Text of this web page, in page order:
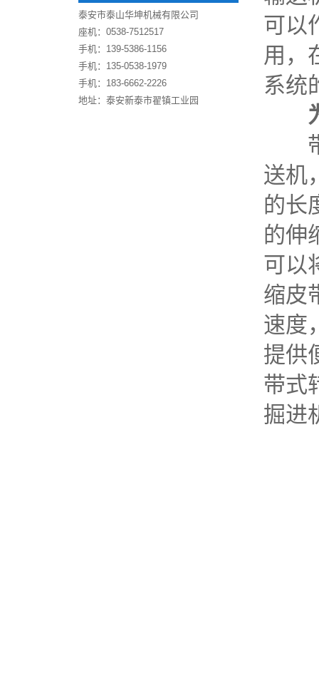
泰安市泰山华坤机械有限公司
座机：0538-7512517
手机：139-5386-1156
手机：135-0538-1979
手机：183-6662-2226
地址：泰安新泰市翟镇工业园
可以
用，
系统
带
送机
的长
的伸
可以
缩皮
速度
提供
带式
掘进